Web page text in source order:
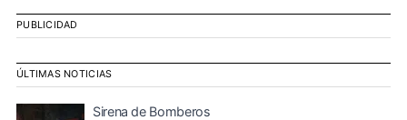
PUBLICIDAD
ÚLTIMAS NOTICIAS
Sirena de Bomberos